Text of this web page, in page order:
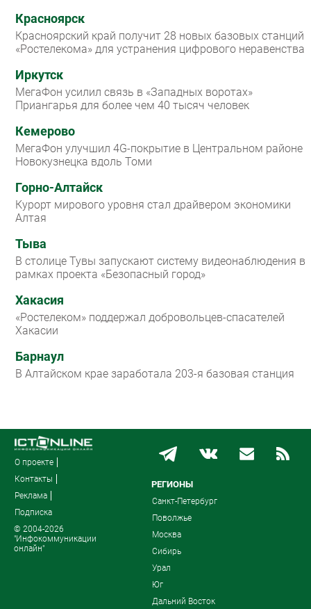
Красноярск
Красноярский край получит 28 новых базовых станций
«Ростелекома» для устранения цифрового неравенства
Иркутск
МегаФон усилил связь в «Западных воротах»
Приангарья для более чем 40 тысяч человек
Кемерово
МегаФон улучшил 4G-покрытие в Центральном районе
Новокузнецка вдоль Томи
Горно-Алтайск
Курорт мирового уровня стал драйвером экономики
Алтая
Тыва
В столице Тувы запускают систему видеонаблюдения в
рамках проекта «Безопасный город»
Хакасия
«Ростелеком» поддержал добровольцев-спасателей
Хакасии
Барнаул
В Алтайском крае заработала 203-я базовая станция
О проекте
Контакты
Реклама
Подписка
© 2004-2026
"Инфокоммуникации
онлайн"
РЕГИОНЫ
Санкт-Петербург
Поволжье
Москва
Сибирь
Урал
Юг
Дальний Восток